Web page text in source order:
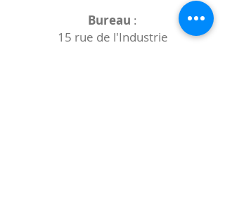
Bureau :
15 rue de l'Industrie